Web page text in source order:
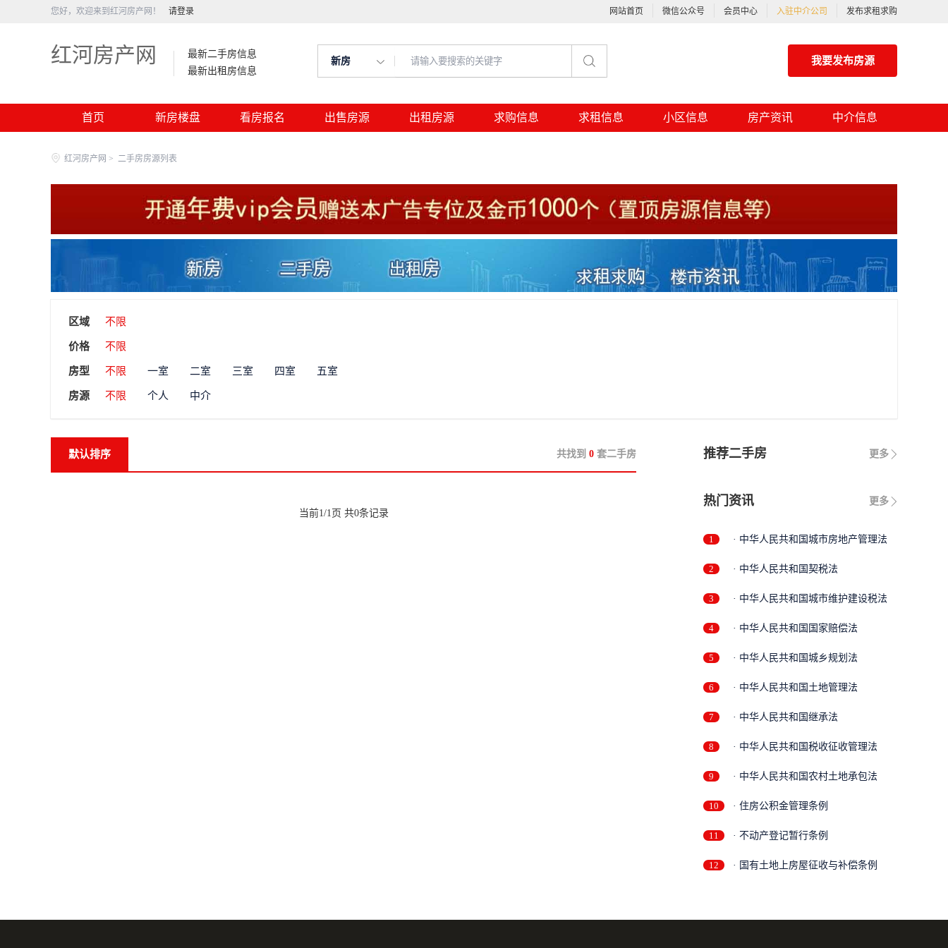
您好，欢迎来到红河房产网！ 请登录 网站首页 微信公众号 会员中心 入驻中介公司 发布求租求购
红河房产网
最新二手房信息
最新出租房信息
新房 我要发布房源
首页 新房楼盘 看房报名 出售房源 出租房源 求购信息 求租信息 小区信息 房产资讯 中介信息
红河房产网 > 二手房房源列表
区域 不限
价格 不限
房型 不限 一室 二室 三室 四室 五室
房源 不限 个人 中介
默认排序 共找到 0 套二手房
当前1/1页 共0条记录
更多
推荐二手房
更多
热门资讯
1 · 中华人民共和国城市房地产管理法
2 · 中华人民共和国契税法
3 · 中华人民共和国城市维护建设税法
4 · 中华人民共和国国家赔偿法
5 · 中华人民共和国城乡规划法
6 · 中华人民共和国土地管理法
7 · 中华人民共和国继承法
8 · 中华人民共和国税收征收管理法
9 · 中华人民共和国农村土地承包法
10 · 住房公积金管理条例
11 · 不动产登记暂行条例
12 · 国有土地上房屋征收与补偿条例